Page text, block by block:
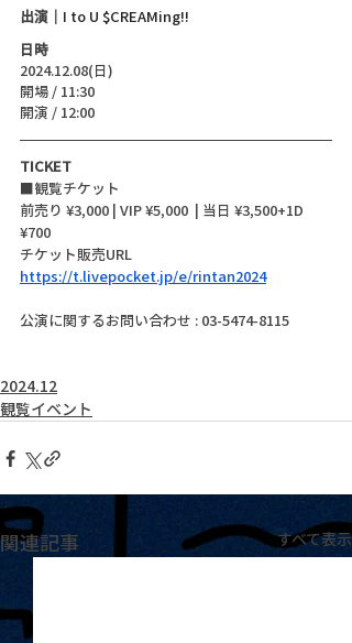
出演｜ I to U $CREAMing!!
日時
2024.12.08(日)
開場 / 11:30
開演 / 12:00
TICKET
■観覧チケット
前売り ¥3,000 | VIP ¥5,000  | 当日 ¥3,500+1D
¥700
チケット販売URL
https://t.livepocket.jp/e/rintan2024
公演に関するお問い合わせ : 03-5474-8115
2024.12
観覧イベント
関連記事 すべて表示